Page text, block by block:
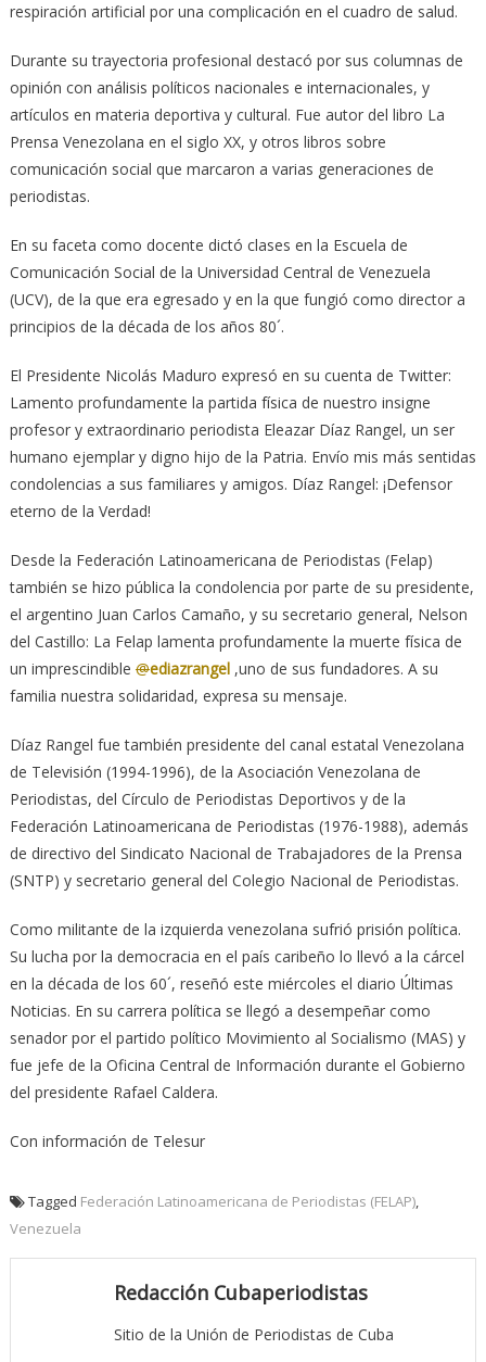
respiración artificial por una complicación en el cuadro de salud.
Durante su trayectoria profesional destacó por sus columnas de
opinión con análisis políticos nacionales e internacionales, y
artículos en materia deportiva y cultural. Fue autor del libro La
Prensa Venezolana en el siglo XX, y otros libros sobre
comunicación social que marcaron a varias generaciones de
periodistas.
En su faceta como docente dictó clases en la Escuela de
Comunicación Social de la Universidad Central de Venezuela
(UCV), de la que era egresado y en la que fungió como director a
principios de la década de los años 80´.
El Presidente Nicolás Maduro expresó en su cuenta de Twitter:
Lamento profundamente la partida física de nuestro insigne
profesor y extraordinario periodista Eleazar Díaz Rangel, un ser
humano ejemplar y digno hijo de la Patria. Envío mis más sentidas
condolencias a sus familiares y amigos. Díaz Rangel: ¡Defensor
eterno de la Verdad!
Desde la Federación Latinoamericana de Periodistas (Felap)
también se hizo pública la condolencia por parte de su presidente,
el argentino Juan Carlos Camaño, y su secretario general, Nelson
del Castillo: La Felap lamenta profundamente la muerte física de
un imprescindible @ediazrangel,uno de sus fundadores. A su
familia nuestra solidaridad, expresa su mensaje.
Díaz Rangel fue también presidente del canal estatal Venezolana
de Televisión (1994-1996), de la Asociación Venezolana de
Periodistas, del Círculo de Periodistas Deportivos y de la
Federación Latinoamericana de Periodistas (1976-1988), además
de directivo del Sindicato Nacional de Trabajadores de la Prensa
(SNTP) y secretario general del Colegio Nacional de Periodistas.
Como militante de la izquierda venezolana sufrió prisión política.
Su lucha por la democracia en el país caribeño lo llevó a la cárcel
en la década de los 60´, reseñó este miércoles el diario Últimas
Noticias. En su carrera política se llegó a desempeñar como
senador por el partido político Movimiento al Socialismo (MAS) y
fue jefe de la Oficina Central de Información durante el Gobierno
del presidente Rafael Caldera.
Con información de Telesur
Tagged Federación Latinoamericana de Periodistas (FELAP),
Venezuela
Redacción Cubaperiodistas
Sitio de la Unión de Periodistas de Cuba